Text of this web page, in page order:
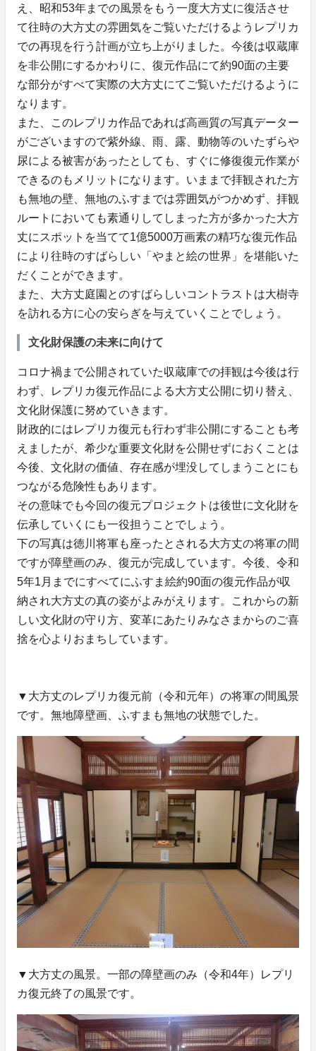
え、昭和53年までの風景をもう一度大方丈に復活させ
て往時の大方丈の雰囲気をご覧いただけるようレプリカ
での再現を行う計画が立ち上がりました。今後は収蔵庫
を非公開にするかわりに、復元作品にて約90面の主要
な部分がすべて実際の大方丈にてご覧いただけるように
なります。
また、このレプリカ作品であれば高画質の写真データー
がございますので紫外線、雨、露、動物等のいたずらや
尿による被害があったとしても、すぐに修復復元作業が
できるのもメリットになります。いままで拝観された方
も無地の壁、無地のふすまでは雰囲気がつかめず、拝観
ルートにおいても素通りしてしまった方が多かった大方
丈にスポットを当てて1億5000万画素の精巧な復元作品
により往時のすばらしい「やまと絵の世界」を堪能いた
だくことができます。
また、大方丈庭園とのすばらしいコントラストは大樹寺
を訪れる方に心の安らぎを与えていくことでしょう。
文化財保護の未来に向けて
コロナ禍まで公開されていた収蔵庫での拝観は今後は行
わず、レプリカ復元作品による大方丈公開に切り替え、
文化財保護に努めていきます。
財政的にはレプリカ復元も行わず非公開にすることも考
えましたが、希少な重要文化財を公開せずにおくことは
今後、文化財の価値、存在感が埋没してしまうことにも
つながる危険性もあります。
その意味でも今回の復元プロジェクトは後世に文化財を
伝承していくにも一役担うことでしょう。
下の写真は徳川将軍も座ったとされる大方丈の将軍の間
ですが障壁画のみ、復元が完成しています。今後、令和
5年1月までにすべてにふすま絵約90面の復元作品が収
納され大方丈の真の姿がよみがえります。これからの新
しい文化財の守り方、変革にあたりみなさまからのご喜
捨を心よりおまちしています。
▼大方丈のレプリカ復元前（令和元年）の将軍の間風景
です。無地障壁画、ふすまも無地の状態でした。
▼大方丈の風景。一部の障壁画のみ（令和4年）レプリ
カ復元終了の風景です。